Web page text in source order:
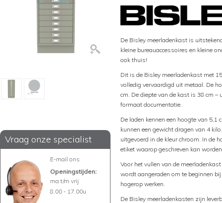
Vraag onze specialist
E-mail ons
Openingstijden:
ma t/m vrij
8.00 - 17.00u
De Bisley meerladenkast is
kleine bureauaccessoires en kleine
ook thuis!
Dit is de Bisley meerladenkast met
volledig vervaardigd uit metaal. De
cm. De diepte van de kast is 38 cm
formaat documentatie.
De laden kennen een hoogte van
kunnen een gewicht dragen van 4
uitgevoerd in de kleur chroom. In de
etiket waarop geschreven kan
Voor het vullen van de
wordt aangeraden om te beginnen
hogerop werken.
De Bisley meerladenkasten zijn